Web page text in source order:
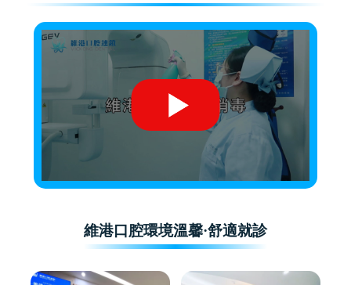
維港口腔環境溫馨·舒適就診